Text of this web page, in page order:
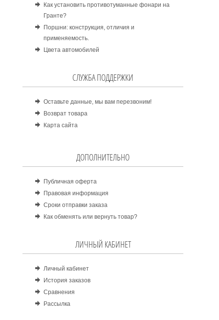
Как установить противотуманные фонари на
Гранте?
Поршни: конструкция, отличия и
применяемость.
Цвета автомобилей
СЛУЖБА ПОДДЕРЖКИ
Оставьте данные, мы вам перезвоним!
Возврат товара
Карта сайта
ДОПОЛНИТЕЛЬНО
Публичная оферта
Правовая информация
Сроки отправки заказа
Как обменять или вернуть товар?
ЛИЧНЫЙ КАБИНЕТ
Личный кабинет
История заказов
Сравнения
Рассылка